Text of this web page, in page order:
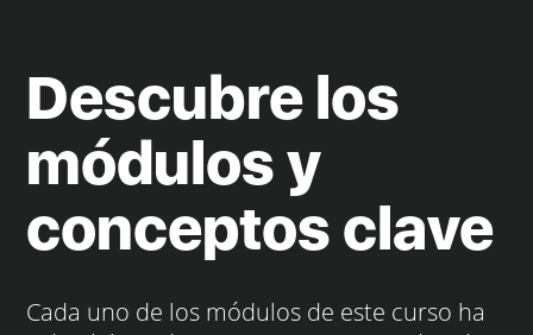
Descubre los
módulos y
conceptos clave
Cada uno de los módulos de este curso ha